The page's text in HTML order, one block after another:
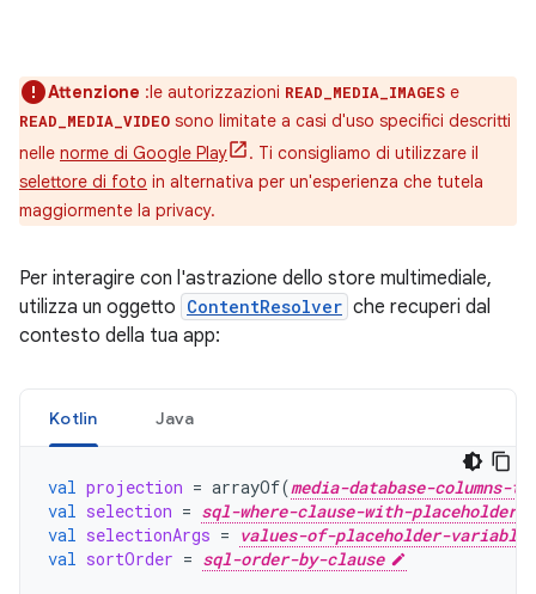
Attenzione :le autorizzazioni READ_MEDIA_IMAGES e
READ_MEDIA_VIDEO sono limitate a casi d'uso specifici descritti
nelle norme di Google Play
. Ti consigliamo di utilizzare il
selettore di foto in alternativa per un'esperienza che tutela
maggiormente la privacy.
Per interagire con l'astrazione dello store multimediale,
utilizza un oggetto ContentResolver che recuperi dal
contesto della tua app:
Kotlin Java
val projection = arrayOf(media-database-columns-
val selection = sql-where-clause-with-placeholder-
val selectionArgs = values-of-placeholder-variables
val sortOrder = sql-order-by-clause